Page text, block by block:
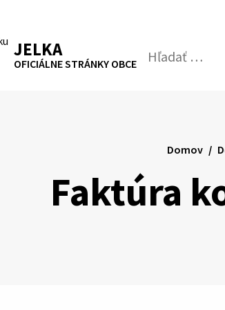
JELKA
OFICIÁLNE STRÁNKY OBCEHľadať:
Faktúra
Domov